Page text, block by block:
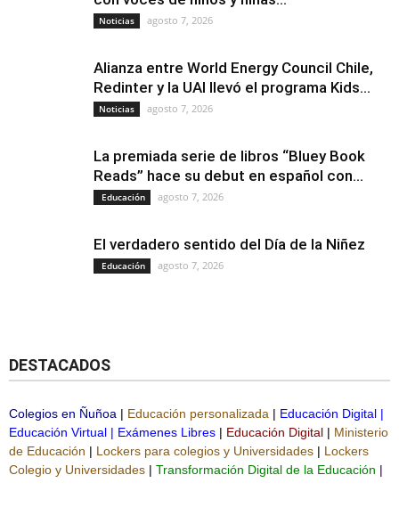
Noticias agosto 7, 2026
Alianza entre World Energy Council Chile,
Redinter y la UAI llevó el programa Kids...
Noticias agosto 7, 2026
La premiada serie de libros “Bluey Book
Reads” hace su debut en español con...
Educación agosto 7, 2026
El verdadero sentido del Día de la Niñez
Educación agosto 7, 2026
DESTACADOS
Colegios en Ñuñoa | Educación personalizada | Educación Digital |
Educación Virtual | Exámenes Libres | Educación Digital | Ministerio
de Educación | Lockers para colegios y Universidades | Lockers
Colegio y Universidades | Transformación Digital de la Educación |